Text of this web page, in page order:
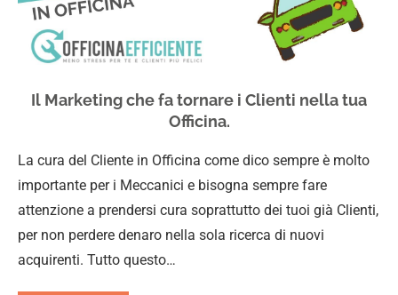
Il Marketing che fa tornare i Clienti nella tua
Officina.
La cura del Cliente in Officina come dico sempre è molto
importante per i Meccanici e bisogna sempre fare
attenzione a prendersi cura soprattutto dei tuoi già Clienti,
per non perdere denaro nella sola ricerca di nuovi
acquirenti. Tutto questo…